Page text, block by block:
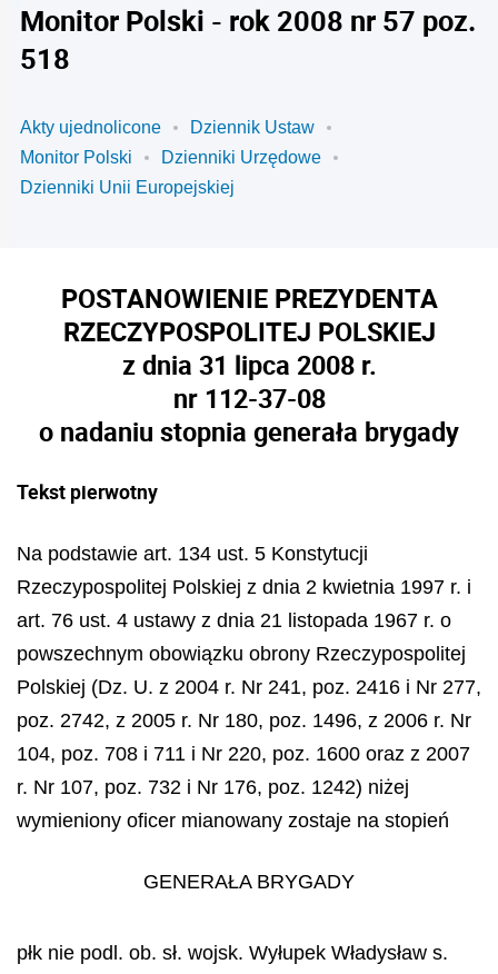
Monitor Polski - rok 2008 nr 57 poz.
518
Akty ujednolicone
Dziennik Ustaw
Monitor Polski
Dzienniki Urzędowe
Dzienniki Unii Europejskiej
POSTANOWIENIE PREZYDENTA
RZECZYPOSPOLITEJ POLSKIEJ
z dnia 31 lipca 2008 r.
nr 112-37-08
o nadaniu stopnia generała brygady
Tekst pierwotny
Na podstawie art. 134 ust. 5 Konstytucji
Rzeczypospolitej Polskiej z dnia 2 kwietnia 1997 r. i
art. 76 ust. 4 ustawy z dnia 21 listopada 1967 r. o
powszechnym obowiązku obrony Rzeczypospolitej
Polskiej (Dz. U. z 2004 r. Nr 241, poz. 2416 i Nr 277,
poz. 2742, z 2005 r. Nr 180, poz. 1496, z 2006 r. Nr
104, poz. 708 i 711 i Nr 220, poz. 1600 oraz z 2007
r. Nr 107, poz. 732 i Nr 176, poz. 1242) niżej
wymieniony oficer mianowany zostaje na stopień
GENERAŁA BRYGADY
płk nie podl. ob. sł. wojsk. Wyłupek Władysław s.